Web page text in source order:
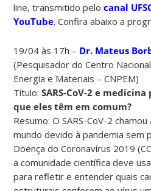
line, transmitido pelocanal
YouTube. Confira abaixo a
19/04 às 17h – Dr. Mateus
(Pesquisador do Centro
Energia e Materiais – CNPEM)
Título:SARS-CoV-2 e
que eles têm em comum?
Resumo: O SARS-CoV-2
mundo devido à pandemia sem
Doença do Coronavírus 2019
a comunidade científica deve
para refletir e entender quais